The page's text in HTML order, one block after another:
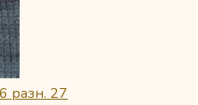
разн. 27